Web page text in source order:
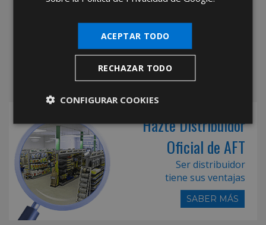
Hazte Distribuidor
Oficial de AFT
Ser distribuidor
tiene sus ventajas
SABER MÁS
ACEPTAR TODO
RECHAZAR TODO
CONFIGURAR COOKIES